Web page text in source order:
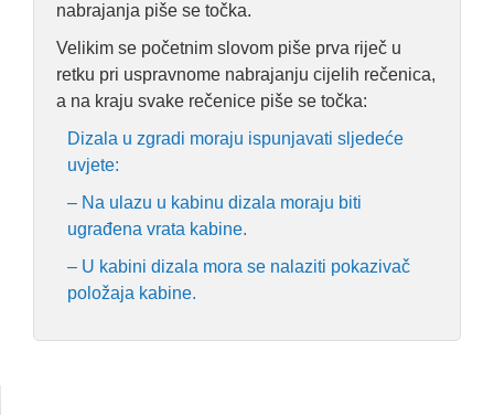
nabrajanja piše se točka.
Velikim se početnim slovom piše prva riječ u
retku pri uspravnome nabrajanju cijelih rečenica,
a na kraju svake rečenice piše se točka:
Dizala u zgradi moraju ispunjavati sljedeće
uvjete:
– Na ulazu u kabinu dizala moraju biti
ugrađena vrata kabine.
– U kabini dizala mora se nalaziti pokazivač
položaja kabine.